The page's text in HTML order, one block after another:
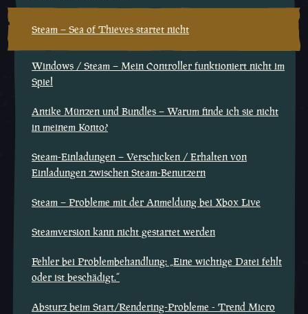
Steam – Sea of Thieves startet nicht
Windows / Steam – Mein Controller funktioniert nicht im
Spiel
Antike Münzen und Bundles – Warum finde ich sie nicht
in meinem Konto?
Steam-Einladungen – Verschicken / Erhalten von
Einladungen zwischen Steam-Benutzern
Steam – Probleme mit der Anmeldung bei Xbox Live
Steamversion kann nicht gestartet werden
Fehler bei Problembehandlung: „Eine wichtige Datei fehlt
oder ist beschädigt.“
Absturz beim Start/Rendering-Probleme - Trend Micro